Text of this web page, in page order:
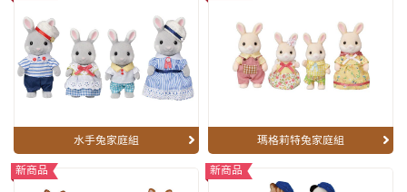
水手兔家庭組 瑪格莉特兔家庭組
新商品 新商品